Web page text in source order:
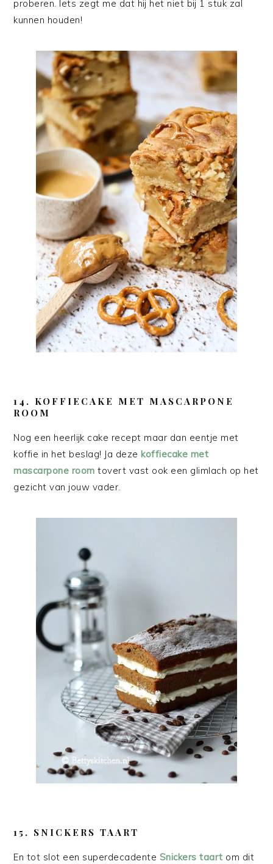
proberen. Iets zegt me dat hij het niet bij 1 stuk zal
kunnen houden!
14. KOFFIECAKE MET MASCARPONE
ROOM
Nog een heerlijk cake recept maar dan eentje met
koffie in het beslag! Ja dezekoffiecake met
mascarpone room tovert vast ook een glimlach op het
gezicht van jouw vader.
15. SNICKERS TAART
En tot slot een superdecadente Snickers taart om dit